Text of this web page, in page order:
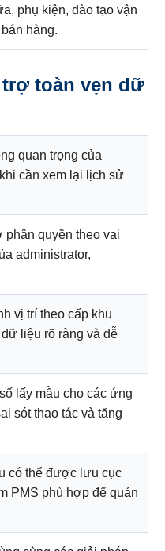
phụ kiện, đào tạo vận
hàng.
toàn vẹn dữ
quan trọng của
cần xem lại lịch sử
phân quyền theo vai
administrator,
vị trí theo cấp khu
liệu rõ ràng và dễ
lấy mẫu cho các ứng
sót thao tác và tăng
có thể được lưu cục
PMS phù hợp để quản